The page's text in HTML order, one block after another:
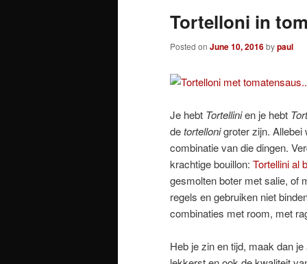
Tortelloni in
Posted on June 10, 2016bypaul
Je hebt Tortellinien je hebt
detortellonigroter zijn. Allebei
combinatie van die dingen.
krachtige bouillon: Tortellini al
gesmolten boter met salie, of
regels en gebruiken niet
combinaties met room, met
Heb je zin en tijd, maak dan je